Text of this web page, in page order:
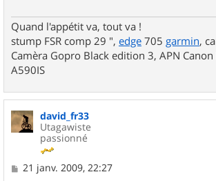
Quand l'appétit va, tout va !
stump FSR comp 29 ", edge 705 garmin,
Camèra Gopro Black edition 3, APN
A590IS
david_fr33
Utagawiste
passionné
M
21 janv. 2009, 22:27